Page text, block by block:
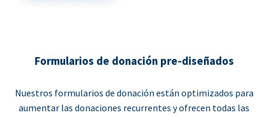
Formularios de donación pre-diseñados
Nuestros formularios de donación están optimizados para
aumentar las donaciones recurrentes y ofrecen todas las